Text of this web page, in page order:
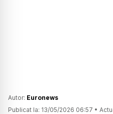
Autor: Euronews
Publicat la: 13/05/2026 06:57 •